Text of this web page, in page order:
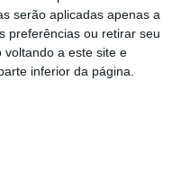
serão aplicadas apenas a
preferências ou retirar seu
a este site e
inferior da página.
recuou esta
em 3,721%,
o novo